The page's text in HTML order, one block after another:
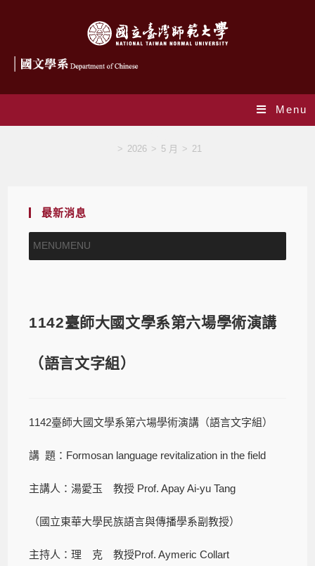
Menu
> 2026 > 5 月 > 21
最新消息
MENUMENU
1142臺師大國文學系第六場學術演講
（語言文字組）
1142臺師大國文學系第六場學術演講（語言文字組）
講 題：Formosan language revitalization in the field
主講人：湯愛玉 教授 Prof. Apay Ai-yu Tang
（國立東華大學民族語言與傳播學系副教授）
主持人：理 克 教授Prof. Aymeric Collart